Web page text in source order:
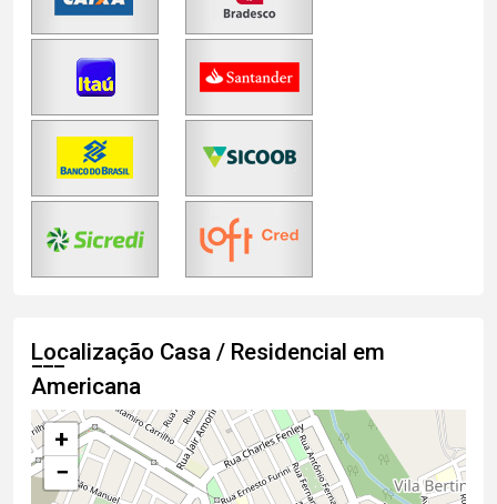
Localização Casa / Residencial em
Americana
+
−